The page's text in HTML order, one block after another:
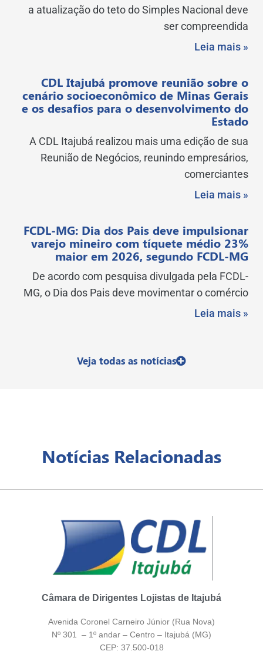
a atualização do teto do Simples Nacional deve
ser compreendida
Leia mais »
CDL Itajubá promove reunião sobre o
cenário socioeconômico de Minas Gerais
e os desafios para o desenvolvimento do
Estado
A CDL Itajubá realizou mais uma edição de sua
Reunião de Negócios, reunindo empresários,
comerciantes
Leia mais »
FCDL-MG: Dia dos Pais deve impulsionar
varejo mineiro com tíquete médio 23%
maior em 2026, segundo FCDL-MG
De acordo com pesquisa divulgada pela FCDL-
MG, o Dia dos Pais deve movimentar o comércio
Leia mais »
Veja todas as notícias
Notícias Relacionadas
Câmara de Dirigentes Lojistas de Itajubá
Avenida Coronel Carneiro Júnior (Rua Nova)
Nº 301 – 1º andar – Centro – Itajubá (MG)
CEP: 37.500-018